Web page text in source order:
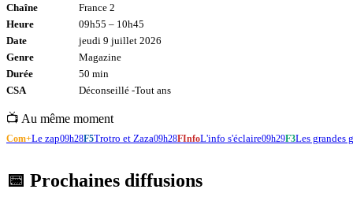
Chaîne
France 2
Heure
09h55 – 10h45
Date
jeudi 9 juillet 2026
Genre
Magazine
Durée
50 min
CSA
Déconseillé -Tout ans
📺 Au même moment
Com+Le zap09h28F5Trotro et Zaza09h28FInfoL'info s'éclaire09h29F3Les grandes
📅 Prochaines diffusions